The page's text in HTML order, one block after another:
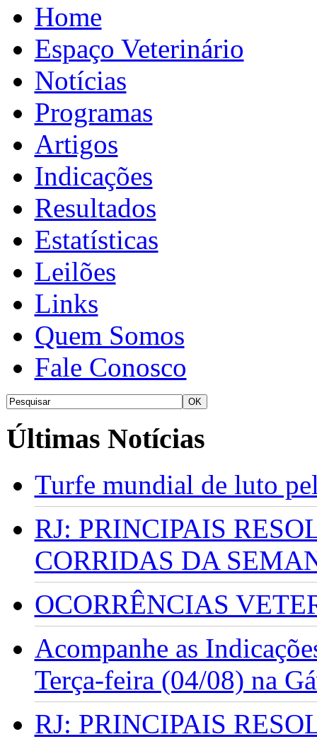
Home
Espaço Veterinário
Notícias
Programas
Artigos
Indicações
Resultados
Estatísticas
Leilões
Links
Quem Somos
Fale Conosco
Últimas Notícias
Turfe mundial de luto
RJ: PRINCIPAIS
CORRIDAS DA
OCORRÊNCIAS
Acompanhe as
Terça-feira (04/08) na
RJ: PRINCIPAIS